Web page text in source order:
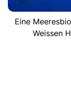
Eine
Weissen